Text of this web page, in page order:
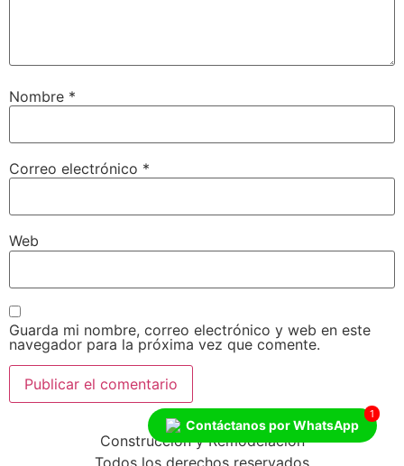
Nombre *
Correo electrónico *
Web
Guarda mi nombre, correo electrónico y web en este
navegador para la próxima vez que comente.
Construcción y Remodelación
Todos los derechos reservados
Contáctanos por WhatsApp
1